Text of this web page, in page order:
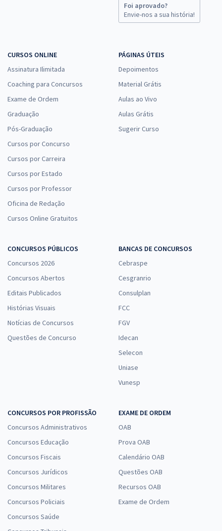
Foi aprovado?
Envie-nos a sua história!
CURSOS ONLINE
Assinatura Ilimitada
Coaching para Concursos
Exame de Ordem
Graduação
Pós-Graduação
Cursos por Concurso
Cursos por Carreira
Cursos por Estado
Cursos por Professor
Oficina de Redação
Cursos Online Gratuitos
PÁGINAS ÚTEIS
Depoimentos
Material Grátis
Aulas ao Vivo
Aulas Grátis
Sugerir Curso
CONCURSOS PÚBLICOS
Concursos 2026
Concursos Abertos
Editais Publicados
Histórias Visuais
Notícias de Concursos
Questões de Concurso
BANCAS DE CONCURSOS
Cebraspe
Cesgranrio
Consulplan
FCC
FGV
Idecan
Selecon
Uniase
Vunesp
CONCURSOS POR PROFISSÃO
Concursos Administrativos
Concursos Educação
Concursos Fiscais
Concursos Jurídicos
Concursos Militares
Concursos Policiais
Concursos Saúde
EXAME DE ORDEM
OAB
Prova OAB
Calendário OAB
Questões OAB
Recursos OAB
Exame de Ordem